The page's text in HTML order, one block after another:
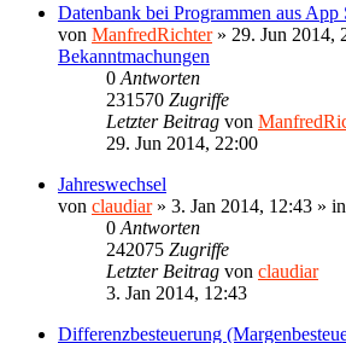
Datenbank bei Programmen aus
von ManfredRichter» 29. Jun 2014,
Bekanntmachungen
0 Antworten
231570 Zugriffe
Letzter Beitrag von
29. Jun 2014, 22:00
Jahreswechsel
von claudiar» 3. Jan 2014, 12:43 » in
0 Antworten
242075 Zugriffe
Letzter Beitrag von claudiar
3. Jan 2014, 12:43
Differenzbesteuerung